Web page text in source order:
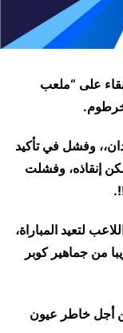
على “ملعب
وفشل في تأكيد
إنقاذه، وفشلت
لتعيد المباراة،
من جماهير كوبر
من أجل خاطر عيون